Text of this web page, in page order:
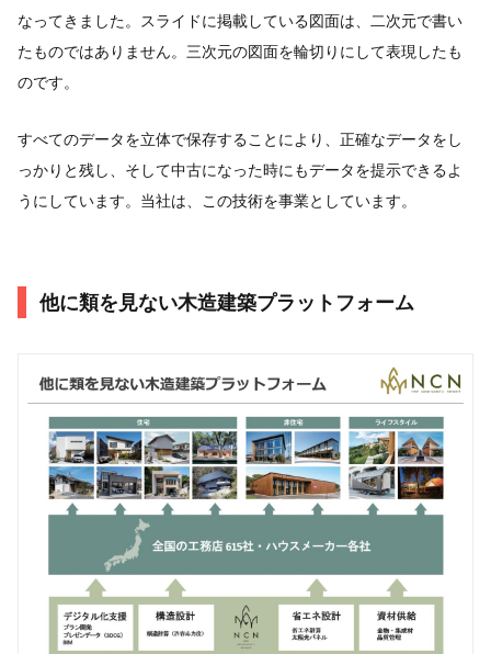
なってきました。スライドに掲載している図面は、二次元で書い
たものではありません。三次元の図面を輪切りにして表現したも
のです。
すべてのデータを立体で保存することにより、正確なデータをし
っかりと残し、そして中古になった時にもデータを提示できるよ
うにしています。当社は、この技術を事業としています。
他に類を見ない木造建築プラットフォーム